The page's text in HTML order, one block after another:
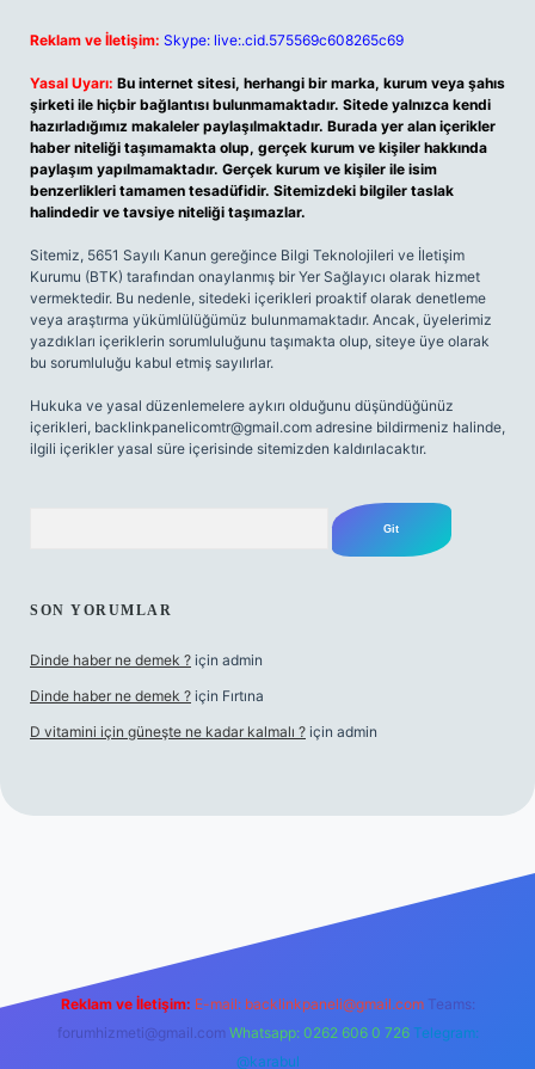
Reklam ve İletişim: Skype: live:.cid.575569c608265c69
Yasal Uyarı: Bu internet sitesi, herhangi bir marka, kurum veya şahıs
şirketi ile hiçbir bağlantısı bulunmamaktadır. Sitede yalnızca kendi
hazırladığımız makaleler paylaşılmaktadır. Burada yer alan içerikler
haber niteliği taşımamakta olup, gerçek kurum ve kişiler hakkında
paylaşım yapılmamaktadır. Gerçek kurum ve kişiler ile isim
benzerlikleri tamamen tesadüfidir. Sitemizdeki bilgiler taslak
halindedir ve tavsiye niteliği taşımazlar.
Sitemiz, 5651 Sayılı Kanun gereğince Bilgi Teknolojileri ve İletişim
Kurumu (BTK) tarafından onaylanmış bir Yer Sağlayıcı olarak hizmet
vermektedir. Bu nedenle, sitedeki içerikleri proaktif olarak denetleme
veya araştırma yükümlülüğümüz bulunmamaktadır. Ancak, üyelerimiz
yazdıkları içeriklerin sorumluluğunu taşımakta olup, siteye üye olarak
bu sorumluluğu kabul etmiş sayılırlar.
Hukuka ve yasal düzenlemelere aykırı olduğunu düşündüğünüz
içerikleri, backlinkpanelicomtr@gmail.com adresine bildirmeniz halinde,
ilgili içerikler yasal süre içerisinde sitemizden kaldırılacaktır.
SON YORUMLAR
Dinde haber ne demek ? için admin
Dinde haber ne demek ? için Fırtına
D vitamini için güneşte ne kadar kalmalı ? için admin
Reklam ve İletişim: E-mail: backlinkpaneli@gmail.com Teams:
forumhizmeti@gmail.com Whatsapp: 0262 606 0 726 Telegram:
@karabul